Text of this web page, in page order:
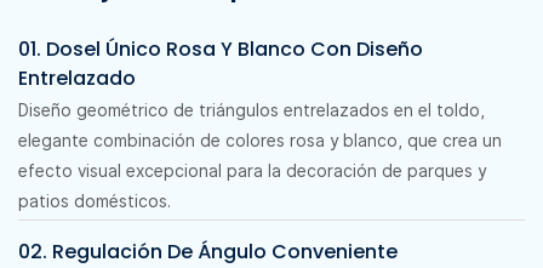
01. Dosel Único Rosa Y Blanco Con Diseño
Entrelazado
Diseño geométrico de triángulos entrelazados en el toldo,
elegante combinación de colores rosa y blanco, que crea un
efecto visual excepcional para la decoración de parques y
patios domésticos.
02. Regulación De Ángulo Conveniente